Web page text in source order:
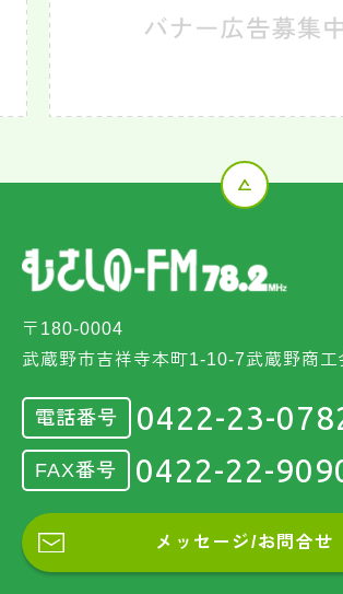
〒180-0004
武蔵野市吉祥寺本町1-10-7武蔵野商工
電話番号 0422-23-
FAX番号 0422-22-
メッセージ/お問合せ